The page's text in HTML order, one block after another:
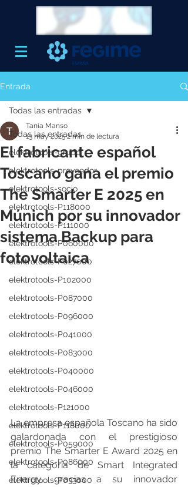
Entrada
Todas las entradas
elektrotools-grupo
elektrotools-proveedor
elektrotools-socio
elektrotools-P118000
elektrotools-P111000
elektrotools-P060000
elektrotools-P027000
elektrotools-P102000
elektrotools-P087000
elektrotools-P096000
elektrotools-P041000
elektrotools-P083000
elektrotools-P040000
elektrotools-P046000
elektrotools-P121000
elektrotools-P118000
elektrotools-P059000
elektrotools-P086000
elektrotools-P033000
Todas las entradas
El fabricante español
Toscano gana el premio
The Smarter E 2025 en
Múnich por su innovador
sistema Backup para
fotovoltaica
Tania Manso
13 may 20252 min de lectura
La empresa española Toscano ha sido
galardonada con el prestigioso
premio The Smarter E Award 2025 en
la categoría de Smart Integrated
Energy, gracias a su innovador